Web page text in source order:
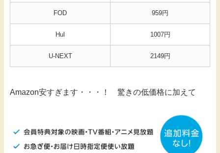
FOD 959円
Hul 1007円
U-NEXT 2149円
Amazon安すぎます・・・！ 驚きの低価格に加えて